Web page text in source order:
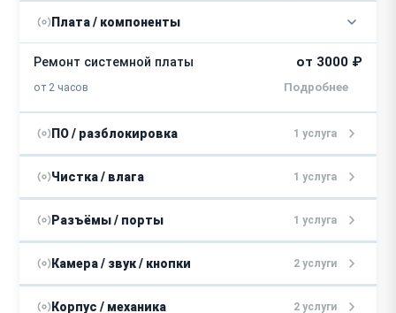
Плата / компоненты
Ремонт системной платы
от 2 часов
от 3000 ₽
ПО / разблокировка 1 услуга
Прошивка
30 минут
от 1000 ₽
Чистка / влага 1 услуга
Восстановление после попадания
влаги
от 2500 ₽
Разъёмы / порты 1 услуга
Замена разъема зарядки
2 часа
от 2000 ₽
Камера / звук / кнопки 2 услуги
Замена динамика / микрофона от 1800 ₽
Корпус / механика 2 услуги